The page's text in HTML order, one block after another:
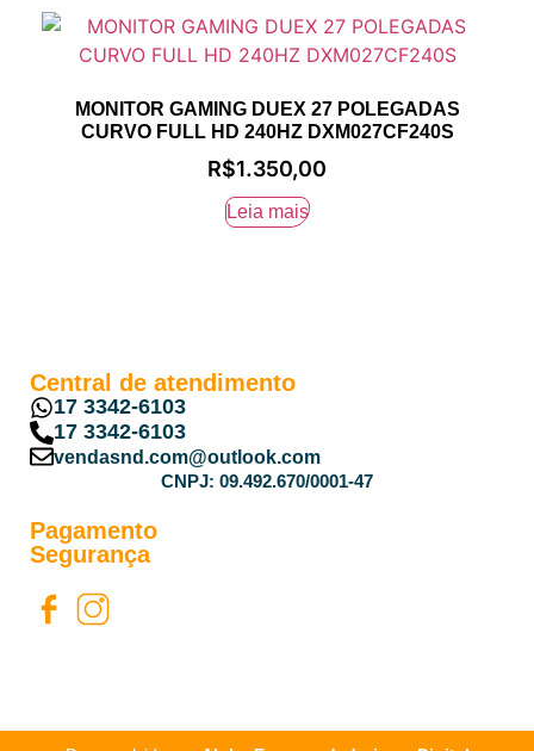
MONITOR GAMING DUEX 27 POLEGADAS
CURVO FULL HD 240HZ DXM027CF240S
R$1.350,00
Leia mais
Central de atendimento
17 3342-6103
17 3342-6103
vendasnd.com@outlook.com
CNPJ: 09.492.670/0001-47
Pagamento
Segurança